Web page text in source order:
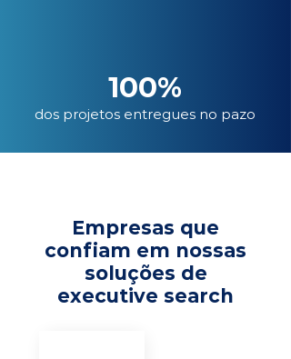
100%
dos projetos entregues no pazo
Empresas que
confiam em nossas
soluções de
executive search